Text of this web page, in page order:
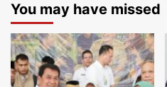
You may have missed